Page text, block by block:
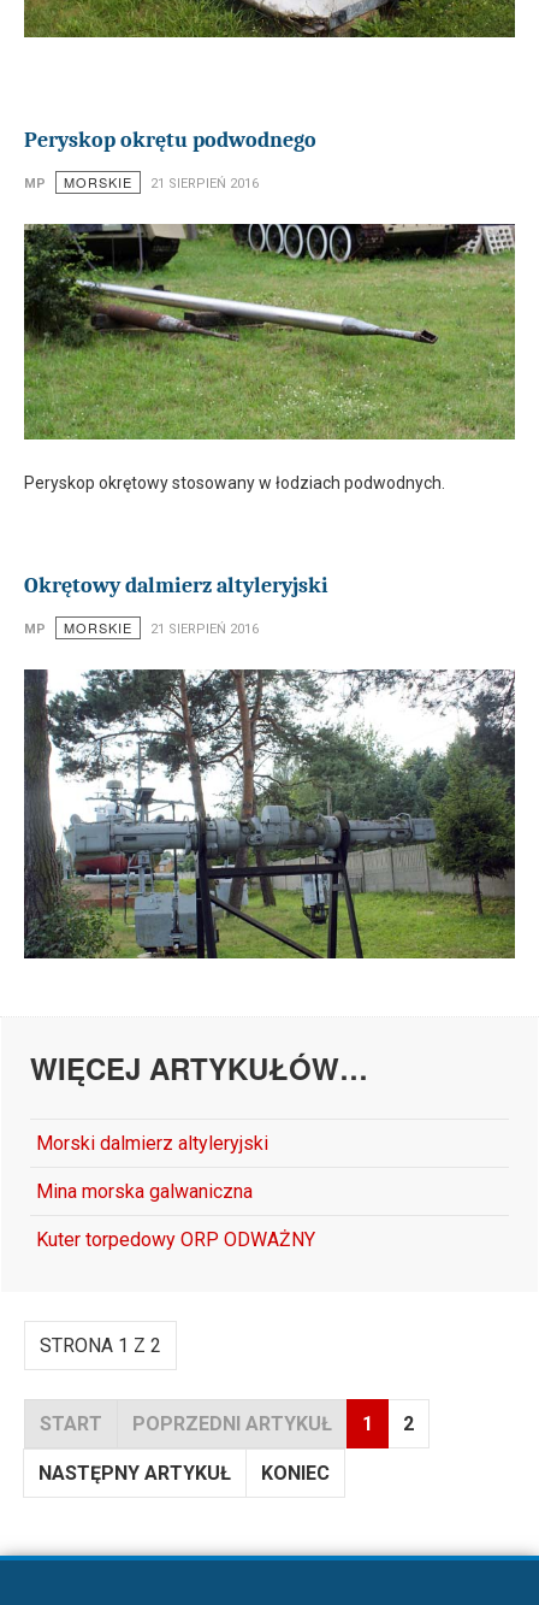
Peryskop okrętu podwodnego
MP MORSKIE 21 SIERPIEŃ 2016
Peryskop okrętowy stosowany w łodziach podwodnych.
Okrętowy dalmierz altyleryjski
MP MORSKIE 21 SIERPIEŃ 2016
WIĘCEJ ARTYKUŁÓW…
Morski dalmierz altyleryjski
Mina morska galwaniczna
Kuter torpedowy ORP ODWAŻNY
STRONA 1 Z 2
START POPRZEDNI ARTYKUŁ 1 2
NASTĘPNY ARTYKUŁ KONIEC